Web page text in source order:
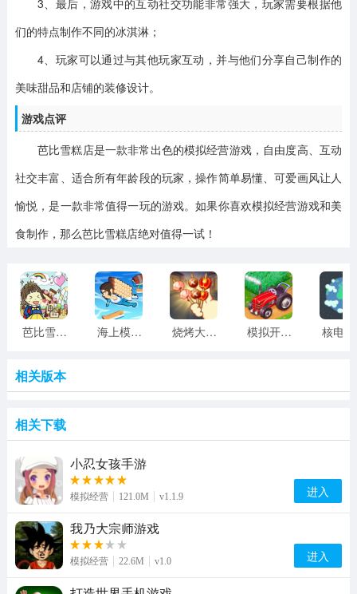
3、最后，游戏中的互动社交功能非常强大，玩家需要根据他
们的特点制作不同的冰淇淋；
4、玩家可以通过与其他玩家互动，并与他们分享自己制作的
美味甜品和店铺的装修设计。
游戏点评
芭比雪糕店是一款非常出色的模拟经营游戏，自由度高、互动
社交丰富、适合所有年龄段的玩家，操作简单易懂、可爱画风让人
愉悦，是一款非常值得一玩的游戏。如果你喜欢模拟经营游戏和美
食制作，那么芭比雪糕店绝对值得一试！
芭比雪糕店手机版 海上模拟器修改版 烧烤大排档 模拟开心农场游戏
相关版本
相关下载
小忍女孩手游
模拟经营 121.0M v1.1.9 进入
我乃大宗师游戏
模拟经营 22.6M v1.0 进入